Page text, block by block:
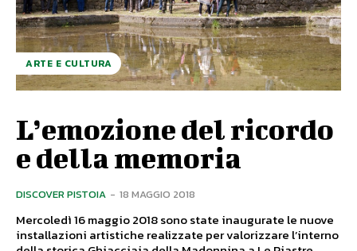
ARTE E CULTURA
L’emozione del ricordo
e della memoria
DISCOVER PISTOIA - 18 MAGGIO 2018
Mercoledì 16 maggio 2018 sono state inaugurate le nuove
installazioni artistiche realizzate per valorizzare l’interno